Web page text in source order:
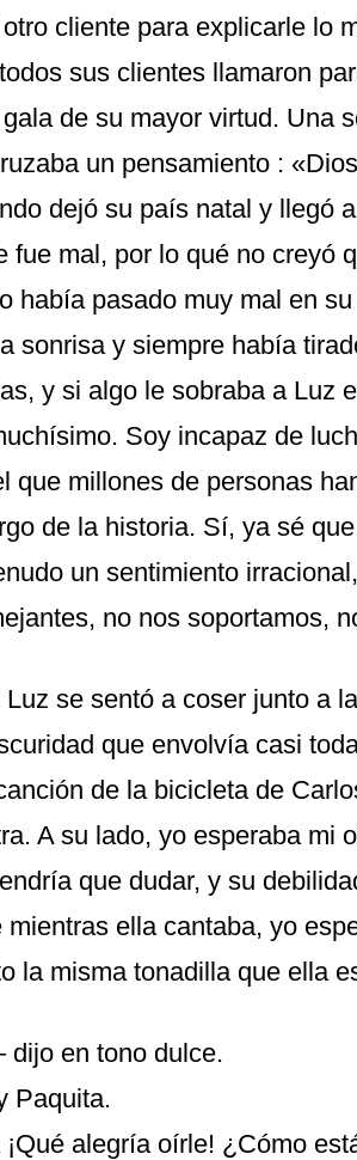
cliente para explicarle lo
sus clientes llamaron
de su mayor virtud. Una
un pensamiento :
dejó su país natal y llegó
fue mal, por lo qué no creyó
había pasado muy mal en
sonrisa y siempre había
y si algo le sobraba a Luz
Soy incapaz de
que millones de personas
de la historia. Sí, ya sé
un sentimiento
no nos soportamos,
se sentó a coser junto a
que envolvía casi
de la bicicleta de
A su lado, yo esperaba mi
que dudar, y su
mientras ella cantaba, yo
la misma tonadilla que ella
dijo en tono dulce.
Paquita.
alegría oírle! ¿Cómo